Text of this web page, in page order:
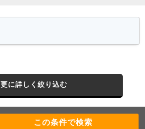
更に詳しく絞り込む